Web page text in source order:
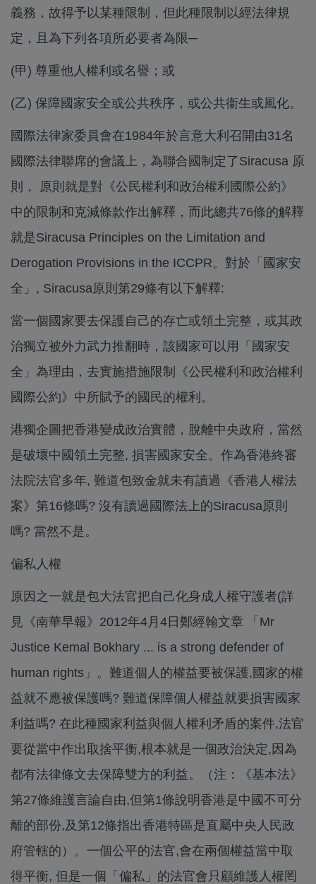
義務，故得予以某種限制，但此種限制以經法律規
定，且為下列各項所必要者為限─
(甲) 尊重他人權利或名譽；或
(乙) 保障國家安全或公共秩序，或公共衞生或風化。
國際法律家委員會在1984年於言意大利召開由31名
國際法律聯席的會議上，為聯合國制定了Siracusa 原
則， 原則就是對《公民權利和政治權利國際公約》
中的限制和克減條款作出解釋，而此總共76條的解釋
就是Siracusa Principles on the Limitation and
Derogation Provisions in the ICCPR。對於「國家安
全」, Siracusa原則第29條有以下解釋:
當一個國家要去保護自己的存亡或領土完整，或其政
治獨立被外力武力推翻時，該國家可以用「國家安
全」為理由，去實施措施限制《公民權利和政治權利
國際公約》中所賦予的國民的權利。
港獨企圖把香港變成政治實體，脫離中央政府，當然
是破壞中國領土完整, 損害國家安全。作為香港終審
法院法官多年, 難道包致金就未有讀過《香港人權法
案》第16條嗎? 沒有讀過國際法上的Siracusa原則
嗎? 當然不是。
偏私人權
原因之一就是包大法官把自己化身成人權守護者(詳
見《南華早報》2012年4月4日鄭經翰文章 「Mr
Justice Kemal Bokhary ... is a strong defender of
human rights」。難道個人的權益要被保護,國家的權
益就不應被保護嗎? 難道保障個人權益就要損害國家
利益嗎? 在此種國家利益與個人權利矛盾的案件,法官
要從當中作出取捨平衡,根本就是一個政治決定,因為
都有法律條文去保障雙方的利益。（注：《基本法》
第27條維護言論自由,但第1條說明香港是中國不可分
離的部份,及第12條指出香港特區是直屬中央人民政
府管轄的）。一個公平的法官,會在兩個權益當中取
得平衡, 但是一個「偏私」的法官會只顧維護人權罔